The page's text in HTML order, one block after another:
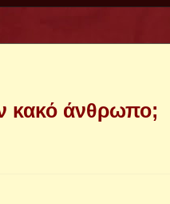
κακό άνθρωπο;